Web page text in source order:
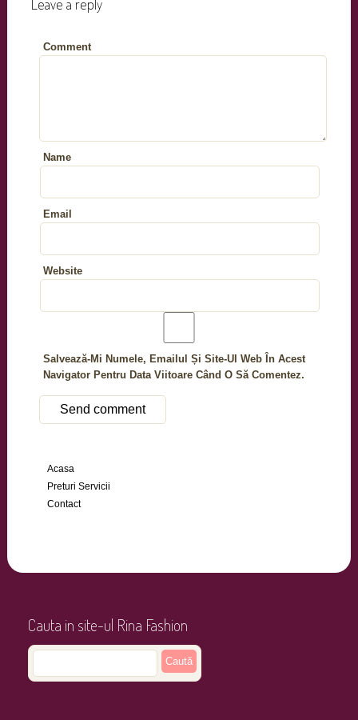
Leave a reply
Comment
Name
Email
Website
Salvează-Mi Numele, Emailul Și Site-Ul Web În Acest
Navigator Pentru Data Viitoare Când O Să Comentez.
Acasa
Preturi Servicii
Contact
Cauta in site-ul Rina Fashion